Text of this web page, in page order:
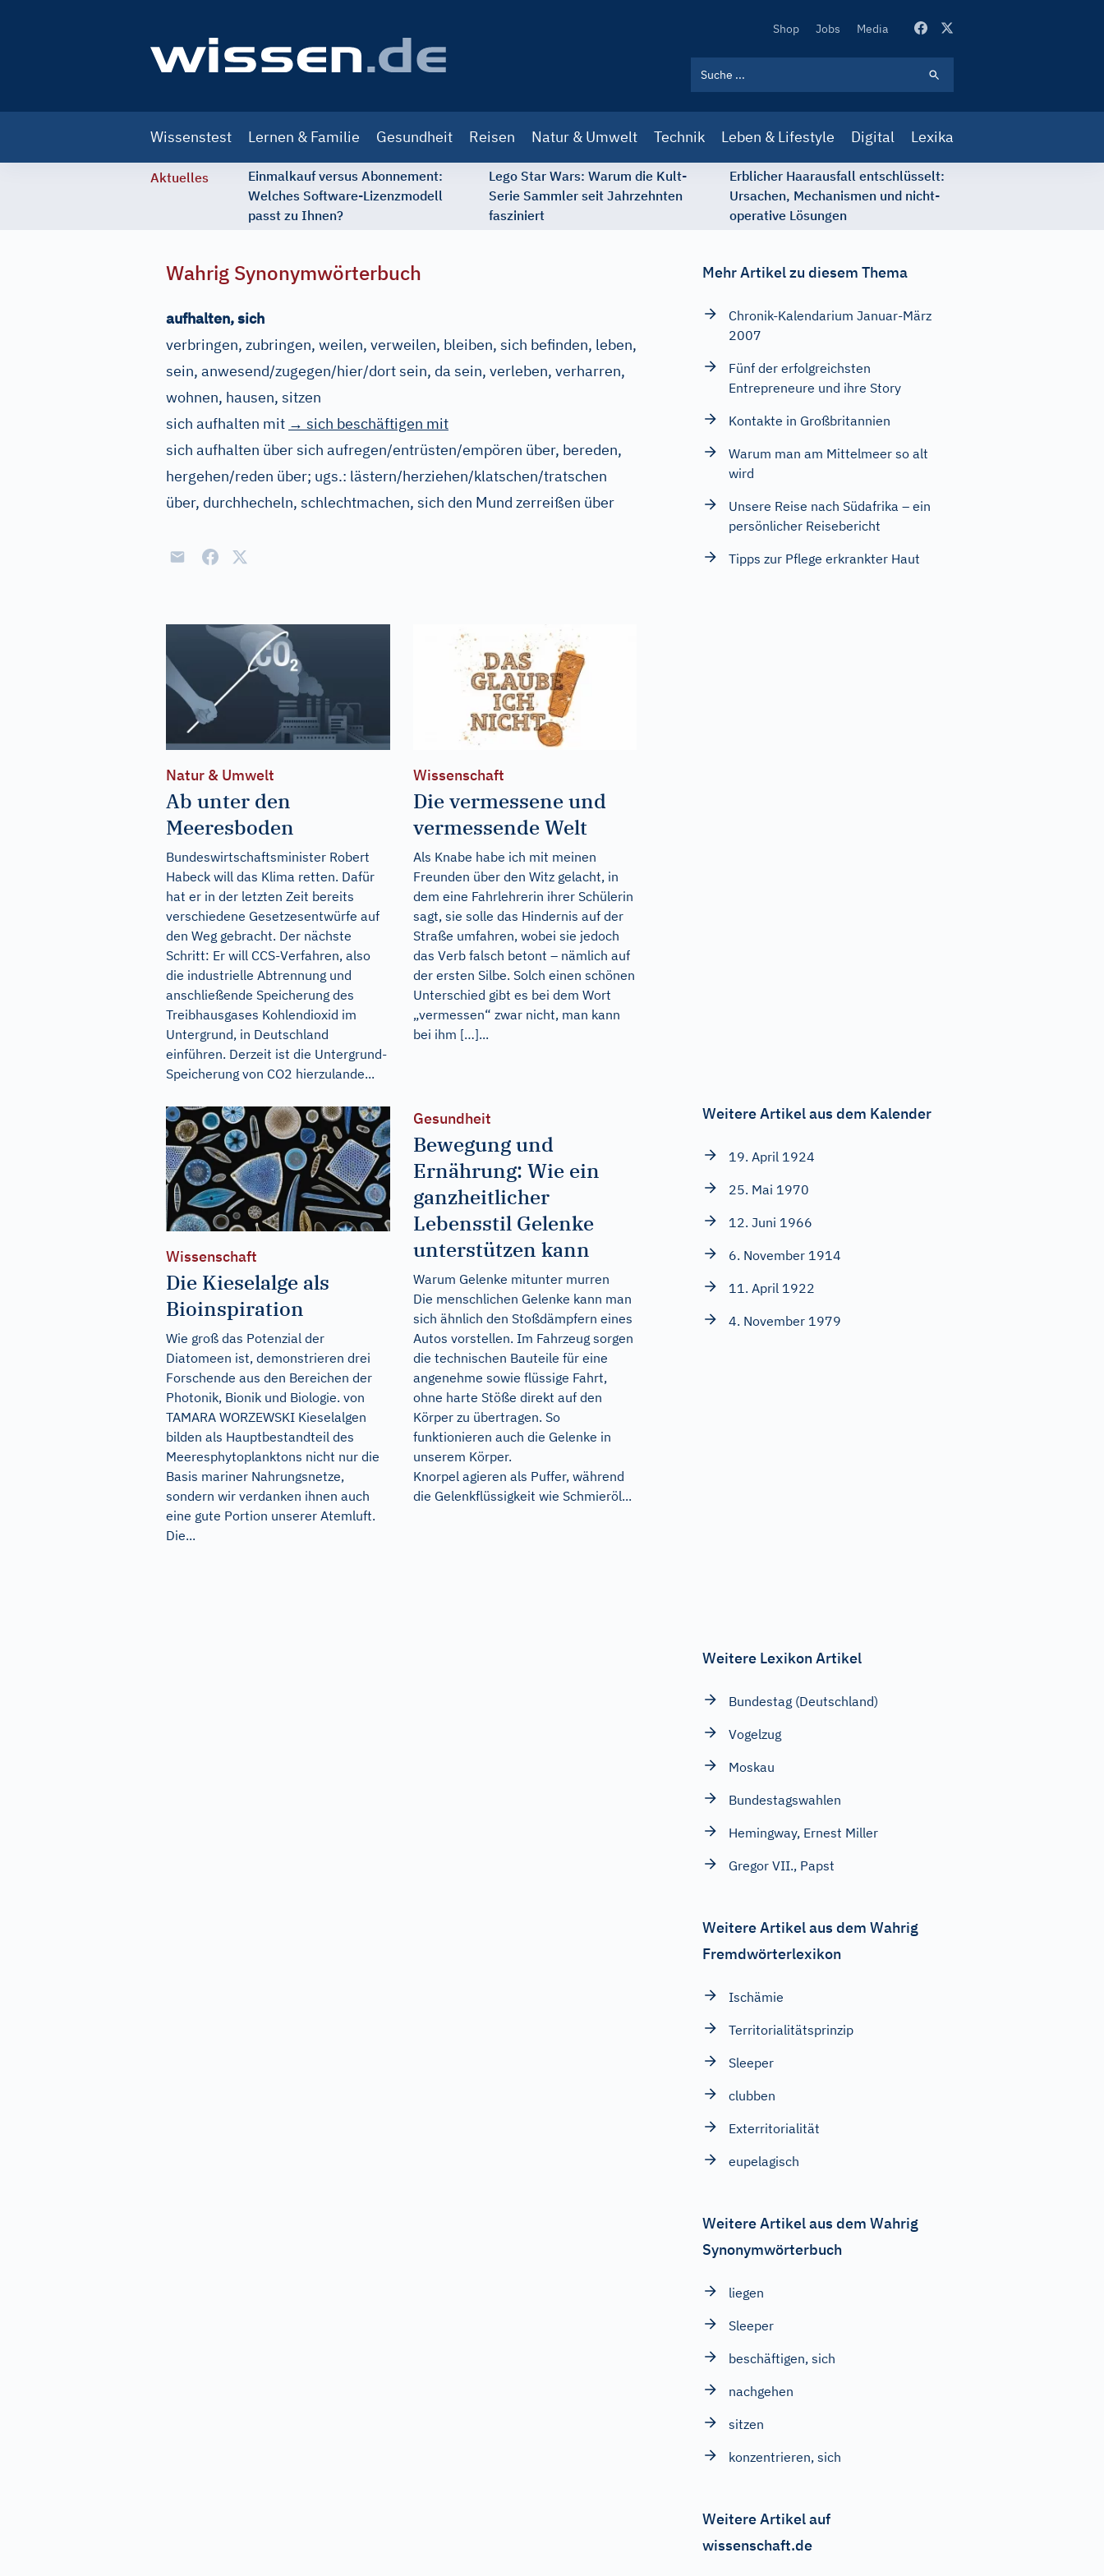
Secondary
Shop Jobs Media
navigation
Wissenstest Lernen & Familie Gesundheit Reisen Natur & Umwelt Technik Leben & Lifestyle Digital Lexika
Aktuelles
Einmalkauf versus Abonnement:
Welches Software-Lizenzmodell
passt zu Ihnen?
Lego Star Wars: Warum die Kult-
Serie Sammler seit Jahrzehnten
fasziniert
Erblicher Haarausfall entschlüsselt:
Ursachen, Mechanismen und nicht-
operative Lösungen
Wahrig Synonymwörterbuch
aufhalten, sich
verbringen, zubringen, weilen, verweilen, bleiben, sich befinden, leben,
sein, anwesend/zugegen/hier/dort sein, da sein, verleben, verharren,
wohnen, hausen, sitzen
sich aufhalten mit → sich beschäftigen mit
sich aufhalten übersich aufregen/entrüsten/empören über, bereden,
hergehen/reden über; ugs.: lästern/herziehen/klatschen/tratschen
über, durchhecheln, schlechtmachen, sich den Mund zerreißen über
Natur & Umwelt
Ab unter den
Meeresboden
Bundeswirtschaftsminister Robert
Habeck will das Klima retten. Dafür
hat er in der letzten Zeit bereits
verschiedene Gesetzesentwürfe auf
den Weg gebracht. Der nächste
Schritt: Er will CCS-Verfahren, also
die industrielle Abtrennung und
anschließende Speicherung des
Treibhausgases Kohlendioxid im
Untergrund, in Deutschland
einführen. Derzeit ist die Untergrund-
Speicherung von CO2 hierzulande...
Wissenschaft
Die vermessene und
vermessende Welt
Als Knabe habe ich mit meinen
Freunden über den Witz gelacht, in
dem eine Fahrlehrerin ihrer Schülerin
sagt, sie solle das Hindernis auf der
Straße umfahren, wobei sie jedoch
das Verb falsch betont – nämlich auf
der ersten Silbe. Solch einen schönen
Unterschied gibt es bei dem Wort
„vermessen“ zwar nicht, man kann
bei ihm […]...
Wissenschaft
Die Kieselalge als
Bioinspiration
Wie groß das Potenzial der
Diatomeen ist, demonstrieren drei
Forschende aus den Bereichen der
Photonik, Bionik und Biologie. von
TAMARA WORZEWSKI Kieselalgen
bilden als Hauptbestandteil des
Meeresphytoplanktons nicht nur die
Basis mariner Nahrungsnetze,
sondern wir verdanken ihnen auch
eine gute Portion unserer Atemluft.
Die...
Gesundheit
Bewegung und
Ernährung: Wie ein
ganzheitlicher
Lebensstil Gelenke
unterstützen kann
Warum Gelenke mitunter murren
Die menschlichen Gelenke kann man
sich ähnlich den Stoßdämpfern eines
Autos vorstellen. Im Fahrzeug sorgen
die technischen Bauteile für eine
angenehme sowie flüssige Fahrt,
ohne harte Stöße direkt auf den
Körper zu übertragen. So
funktionieren auch die Gelenke in
unserem Körper.
Knorpel agieren als Puffer, während
die Gelenkflüssigkeit wie Schmieröl...
Mehr Artikel zu diesem Thema
Chronik-Kalendarium Januar-März
2007
Fünf der erfolgreichsten
Entrepreneure und ihre Story
Kontakte in Großbritannien
Warum man am Mittelmeer so alt
wird
Unsere Reise nach Südafrika – ein
persönlicher Reisebericht
Tipps zur Pflege erkrankter Haut
Weitere Artikel aus dem Kalender
19. April 1924
25. Mai 1970
12. Juni 1966
6. November 1914
11. April 1922
4. November 1979
Weitere Lexikon Artikel
Bundestag (Deutschland)
Vogelzug
Moskau
Bundestagswahlen
Hemingway, Ernest Miller
Gregor VII., Papst
Weitere Artikel aus dem Wahrig
Fremdwörterlexikon
Ischämie
Territorialitätsprinzip
Sleeper
clubben
Exterritorialität
eupelagisch
Weitere Artikel aus dem Wahrig
Synonymwörterbuch
liegen
Sleeper
beschäftigen, sich
nachgehen
sitzen
konzentrieren, sich
Weitere Artikel auf
wissenschaft.de